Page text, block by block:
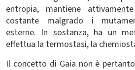
entropia, mantiene
costante malgrado i
esterne. In sostanza, ha un
effettua la termostasi, la
Il concetto di Gaia non è